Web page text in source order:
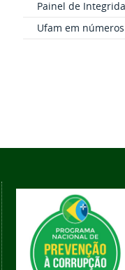
Painel de
Ufam em números